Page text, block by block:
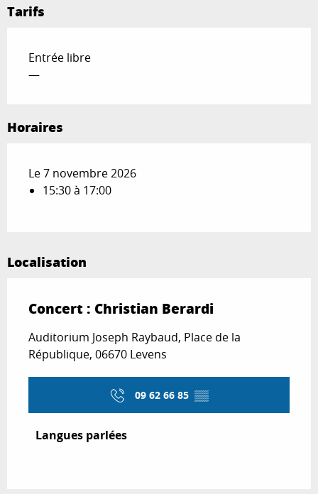
Tarifs
Entrée libre
—
Horaires
Le 7 novembre 2026
15:30 à 17:00
Localisation
Concert : Christian Berardi
Auditorium Joseph Raybaud, Place de la
République, 06670 Levens
09 62 66 85 ▒▒
Langues parlées
Langues parlées